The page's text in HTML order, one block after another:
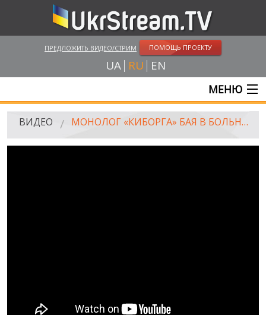
ПРЕДЛОЖИТЬ ВИДЕО/СТРИМ ПОМОЩЬ ПРОЕКТУ
UA RU EN
МЕНЮ
ГЛАВНАЯ
ПУБЛИЧНЫЕ ЛЮДИ
ВИДЕО МОНОЛОГ «КИБОРГА» БАЯ В БОЛЬНИЦЕ